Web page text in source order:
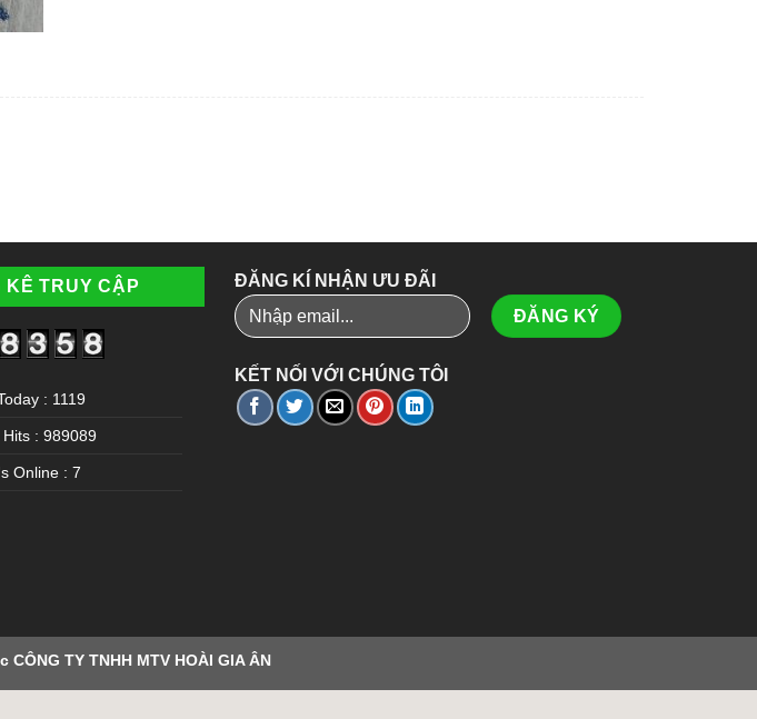
KÊ TRUY CẬP
: 1119
Hits : 989089
Online : 7
ĐĂNG KÍ NHẬN ƯU ĐÃI
KẾT NỐI VỚI CHÚNG TÔI
TY TNHH MTV HOÀI GIA ÂN